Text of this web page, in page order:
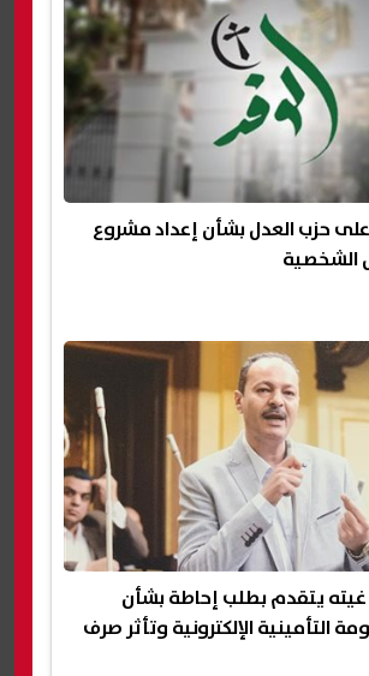
على حزب العدل بشأن إعداد مشروع
الشخصية
غيته يتقدم بطلب إحاطة بشأن
التأمينية الإلكترونية وتأثر صرف